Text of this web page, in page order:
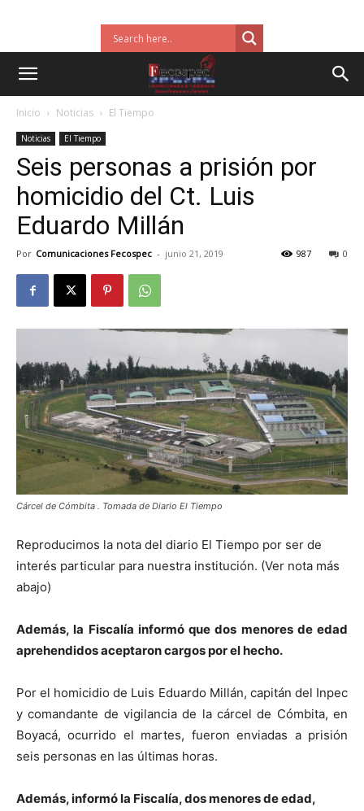
Inicio Noticias El Tiempo
Noticias El Tiempo
Seis personas a prisión por
homicidio del Ct. Luis
Eduardo Millán
Por Comunicaciones Fecospec - junio 21, 2019 0
987
Cárcel de Cómbita . Tomada de Diario El Tiempo
Reproducimos la nota del diario El Tiempo por ser de
interés particular para nuestra institución. (Ver nota más
abajo)
Además, la Fiscalía informó que dos menores de edad
aprehendidos aceptaron cargos por el hecho.
Por el homicidio de Luis Eduardo Millán, capitán del Inpec
y comandante de vigilancia de la cárcel de Cómbita, en
Boyacá, ocurrido el martes, fueron enviadas a prisión
seis personas en las últimas horas.
Además, informó la Fiscalía, dos menores de edad,